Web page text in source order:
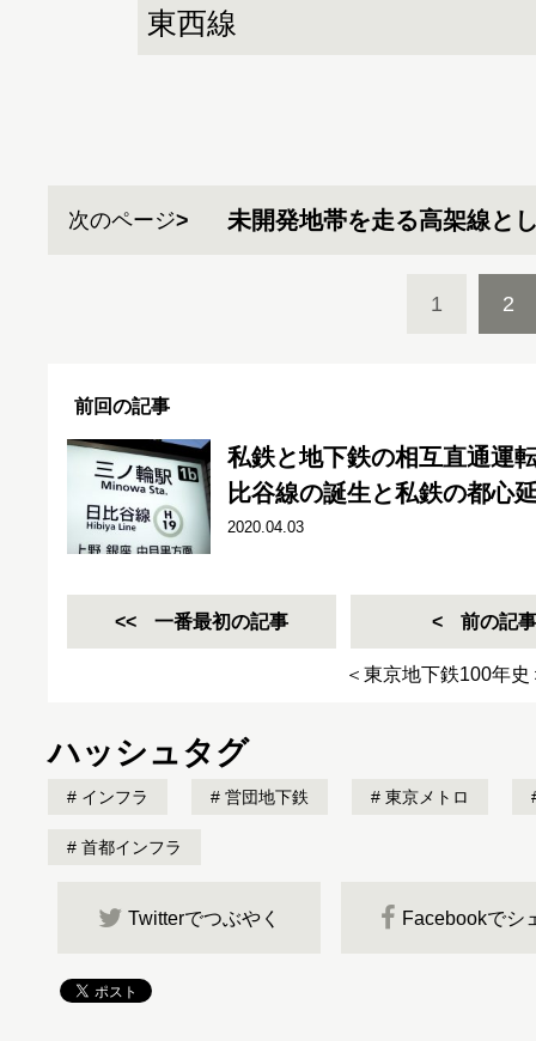
東西線
次のページ 未開発地帯を走る高架線と
1 2
前回の記事
私鉄と地下鉄の相互直通運
比谷線の誕生と私鉄の都心
2020.04.03
一番最初の記事 前の記事
＜東京地下鉄100年
ハッシュタグ
インフラ 営団地下鉄 東京メトロ
首都インフラ
Twitterでつぶやく Facebookでシ